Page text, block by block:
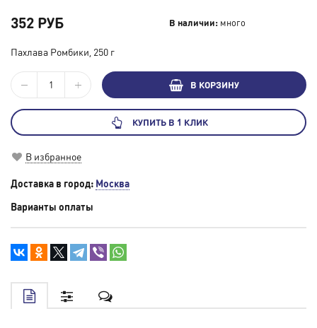
352 РУБ В наличии: много
Пахлава Ромбики, 250 г
В КОРЗИНУ
КУПИТЬ В 1 КЛИК
В избранное
Доставка в город: Москва
Варианты оплаты